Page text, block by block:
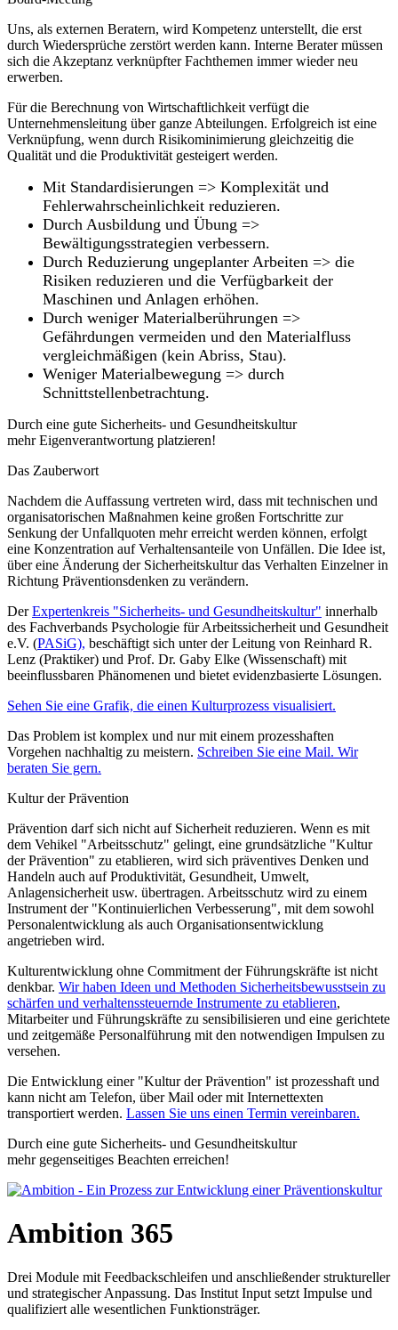
Uns, als externen Beratern, wird Kompetenz unterstellt, die erst
durch Wiedersprüche zerstört werden kann. Interne Berater müssen
sich die Akzeptanz verknüpfter Fachthemen immer wieder neu
erwerben.
Für die Berechnung von Wirtschaftlichkeit verfügt die
Unternehmensleitung über ganze Abteilungen. Erfolgreich ist eine
Verknüpfung, wenn durch Risikominimierung gleichzeitig die
Qualität und die Produktivität gesteigert werden.
Mit Standardisierungen => Komplexität und
Fehlerwahrscheinlichkeit reduzieren.
Durch Ausbildung und Übung =>
Bewältigungsstrategien verbessern.
Durch Reduzierung ungeplanter Arbeiten => die
Risiken reduzieren und die Verfügbarkeit der
Maschinen und Anlagen erhöhen.
Durch weniger Materialberührungen =>
Gefährdungen vermeiden und den Materialfluss
vergleichmäßigen (kein Abriss, Stau).
Weniger Materialbewegung => durch
Schnittstellenbetrachtung.
Durch eine gute Sicherheits- und Gesundheitskultur
mehr Eigenverantwortung platzieren!
Das Zauberwort
Nachdem die Auffassung vertreten wird, dass mit technischen und
organisatorischen Maßnahmen keine großen Fortschritte zur
Senkung der Unfallquoten mehr erreicht werden können, erfolgt
eine Konzentration auf Verhaltensanteile von Unfällen. Die Idee ist,
über eine Änderung der Sicherheitskultur das Verhalten Einzelner in
Richtung Präventionsdenken zu verändern.
DerExpertenkreis "Sicherheits- und Gesundheitskultur" innerhalb
des Fachverbands Psychologie für Arbeitssicherheit und Gesundheit
e.V. (PASiG), beschäftigt sich unter der Leitung von Reinhard R.
Lenz (Praktiker) und Prof. Dr. Gaby Elke (Wissenschaft) mit
beeinflussbaren Phänomenen und bietet evidenzbasierte Lösungen.
Sehen Sie eine Grafik, die einen Kulturprozess visualisiert.
Das Problem ist komplex und nur mit einem prozesshaften
Vorgehen nachhaltig zu meistern. Schreiben Sie eine Mail. Wir
beraten Sie gern.
Kultur der Prävention
Prävention darf sich nicht auf Sicherheit reduzieren. Wenn es mit
dem Vehikel "Arbeitsschutz" gelingt, eine grundsätzliche "Kultur
der Prävention" zu etablieren, wird sich präventives Denken und
Handeln auch auf Produktivität, Gesundheit, Umwelt,
Anlagensicherheit usw. übertragen. Arbeitsschutz wird zu einem
Instrument der "Kontinuierlichen Verbesserung", mit dem sowohl
Personalentwicklung als auch Organisationsentwicklung
angetrieben wird.
Kulturentwicklung ohne Commitment der Führungskräfte ist nicht
denkbar. Wir haben Ideen und Methoden Sicherheitsbewusstsein zu
schärfen und verhaltenssteuernde Instrumente zu etablieren,
Mitarbeiter und Führungskräfte zu sensibilisieren und eine gerichtete
und zeitgemäße Personalführung mit den notwendigen Impulsen zu
versehen.
Die Entwicklung einer "Kultur der Prävention" ist prozesshaft und
kann nicht am Telefon, über Mail oder mit Internettexten
transportiert werden. Lassen Sie uns einen Termin vereinbaren.
Durch eine gute Sicherheits- und Gesundheitskultur
mehr gegenseitiges Beachten erreichen!
Ambition 365
Drei Module mit Feedbackschleifen und anschließender struktureller
und strategischer Anpassung. Das Institut Input setzt Impulse und
qualifiziert alle wesentlichen Funktionsträger.